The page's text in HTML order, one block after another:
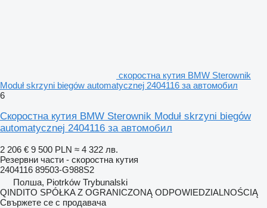
скоростна кутия BMW Sterownik
Moduł skrzyni biegów automatycznej 2404116 за автомобил
6
Скоростна кутия BMW Sterownik Moduł skrzyni biegów
automatycznej 2404116 за автомобил
2 206 € 9 500 PLN ≈ 4 322 лв.
Резервни части - скоростна кутия
2404116 89503-G988S2
Полша, Piotrków Trybunalski
QINDITO SPÓŁKA Z OGRANICZONĄ ODPOWIEDZIALNOŚCIĄ
Свържете се с продавача